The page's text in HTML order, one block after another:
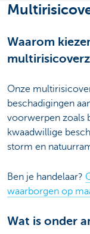
Waarom
Onze
beschadigingen
voorwerpen zoals
kwaadwillige
storm en
Ben je handelaar?
waarborgen op
Wat is onder